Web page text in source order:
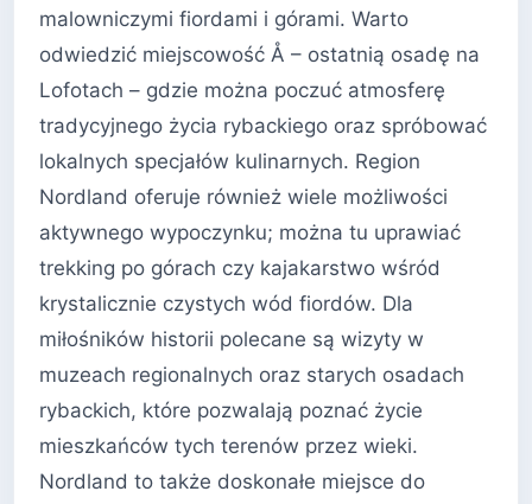
malowniczymi fiordami i górami. Warto
odwiedzić miejscowość Å – ostatnią osadę na
Lofotach – gdzie można poczuć atmosferę
tradycyjnego życia rybackiego oraz spróbować
lokalnych specjałów kulinarnych. Region
Nordland oferuje również wiele możliwości
aktywnego wypoczynku; można tu uprawiać
trekking po górach czy kajakarstwo wśród
krystalicznie czystych wód fiordów. Dla
miłośników historii polecane są wizyty w
muzeach regionalnych oraz starych osadach
rybackich, które pozwalają poznać życie
mieszkańców tych terenów przez wieki.
Nordland to także doskonałe miejsce do